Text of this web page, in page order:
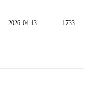
2026-04-13 1733